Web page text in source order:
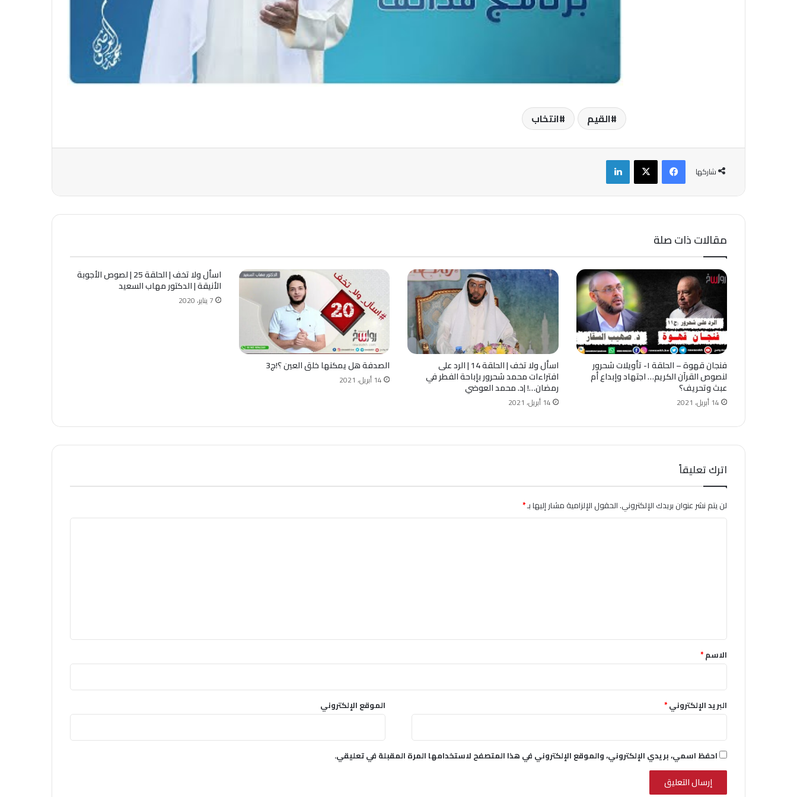
القيم انتخاب
شاركها
فيسبوك
مقالات ذات صلة
فنجان قهوة – الحلقة ١- تأويلات شحرور
لنصوص ‫القرآن الكريم‬… اجتهاد وإبداع أم
عبث وتحريف؟
14 أبريل، 2021
اسأل ولا تخف | الحلقة 14 | الرد على
افتراءات محمد شحرور بإباحة الفطر في
رمضان…! |د. محمد العوضي
14 أبريل، 2021
الصدفة هل يمكنها خلق العين ؟!ج3
14 أبريل، 2021
اسأل ولا تخف | الحلقة 25 | لصوص الأجوبة
الأنيقة | الدكتور مهاب السعيد
7 يناير، 2020
اترك تعليقاً
لن يتم نشر عنوان بريدك الإلكتروني.الحقول الإلزامية مشار إليها بـ*
*الاسم*
البريد الإلكتروني* الموقع الإلكتروني
احفظ اسمي، بريدي الإلكتروني، والموقع الإلكتروني في هذا المتصفح لاستخدامها المرة المقبلة في تعليقي.